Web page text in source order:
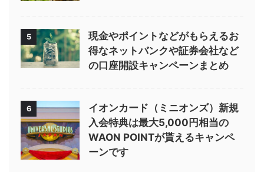
5
現金やポイントなどがもらえるお
得なネットバンクや証券会社など
の口座開設キャンペーンまとめ
6
イオンカード（ミニオンズ）新規
入会特典は最大5,000円相当の
WAON POINTが貰えるキャンペ
ーンです